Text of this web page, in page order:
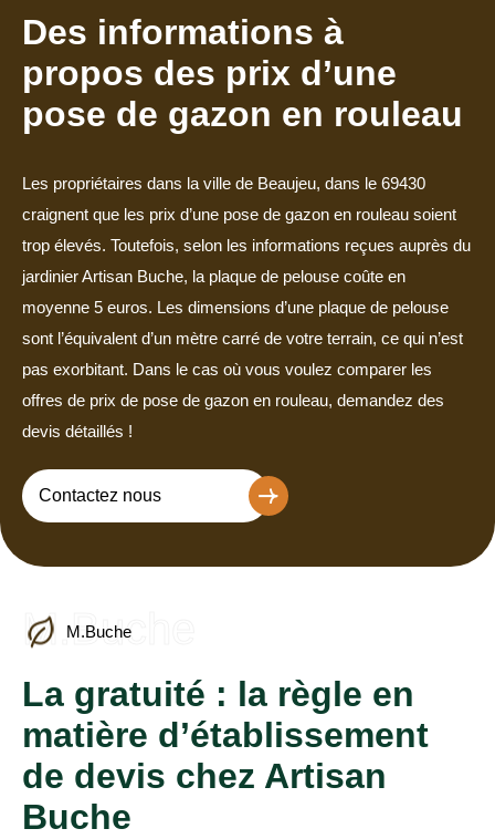
Des informations à
propos des prix d’une
pose de gazon en rouleau
Les propriétaires dans la ville de Beaujeu, dans le 69430
craignent que les prix d’une pose de gazon en rouleau soient
trop élevés. Toutefois, selon les informations reçues auprès du
jardinier Artisan Buche, la plaque de pelouse coûte en
moyenne 5 euros. Les dimensions d’une plaque de pelouse
sont l’équivalent d’un mètre carré de votre terrain, ce qui n’est
pas exorbitant. Dans le cas où vous voulez comparer les
offres de prix de pose de gazon en rouleau, demandez des
devis détaillés !
Contactez nous
M.Buche
M.Buche
La gratuité : la règle en
matière d’établissement
de devis chez Artisan
Buche